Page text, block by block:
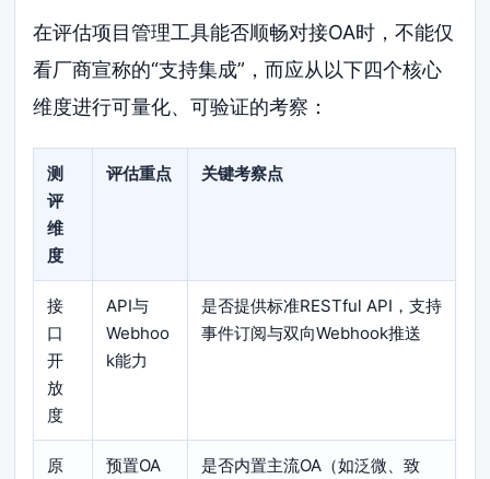
在评估项目管理工具能否顺畅对接OA时，不能仅
看厂商宣称的“支持集成”，而应从以下四个核心
维度进行可量化、可验证的考察：
测
评
维
度
评估重点 关键考察点
接
口
开
放
度
API与
Webhoo
k能力
是否提供标准RESTful API，支持
事件订阅与双向Webhook推送
原
预置OA
是否内置主流OA（如泛微、致